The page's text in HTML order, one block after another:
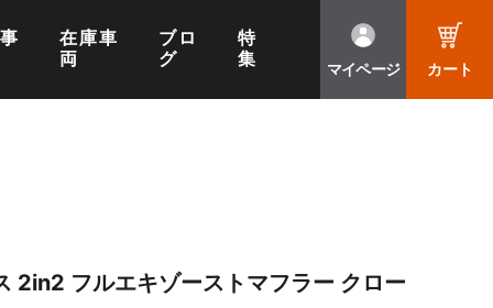
在庫車
両
ブロ
グ
特
集
マイページ カート
2in2 フルエキゾーストマフラー クロー